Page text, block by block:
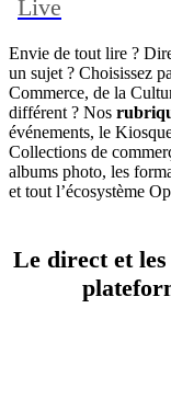
Live
Envie de tout lire ?
un sujet ? Choisissez
Commerce, de la
différent ? Nos
événements, le
Collections de
albums photo, les
et tout l’écosystème
Le direct et